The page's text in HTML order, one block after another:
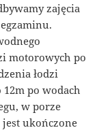
zajęcia
motorowych po
łodzi
po wodach
w porze
ukończone